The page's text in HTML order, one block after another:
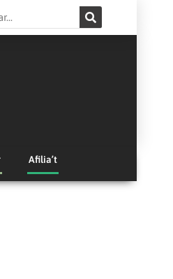
Afilia’t